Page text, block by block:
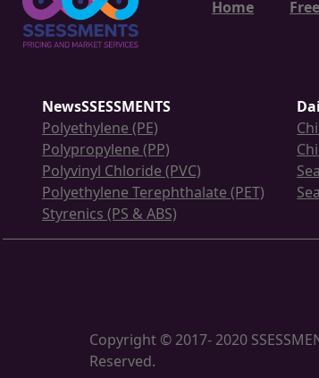
Home
NewsSSESSMENTS
Polyethylene (PE)
Polypropylene (PP)
Polyvinyl Chloride (PVC)
Polyethylene Terephthalate (PET)
Styrenics (PS & ABS)
Copyright © 2017- 2020
Reserved.